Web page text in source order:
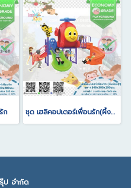
ก ชุด เฮลิคอปเตอร์เพื่อนรัก(ผึ้งน้อย)
ป จำกัด